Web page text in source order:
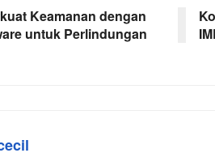
Keamanan dengan
untuk Perlindungan